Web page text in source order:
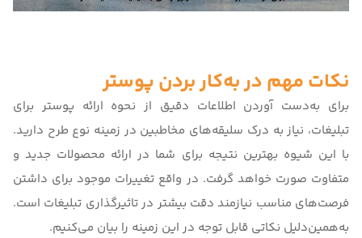
نکات مهم در به‌کار بردن پوستر
برای به‌دست آوردن اطلاعات دقیق از نحوه ارائه پوستر برای
تبلیغات، نیاز به درک سلیقه‌های مخاطبین در زمینه نوع طرح دارید.
با این شیوه بهترین نتیجه برای شما در ارائه محصولات جدید و
متفاوت صورت خواهد گرفت. در واقع تغییرات موجود برای داشتن
فرصت‌های مناسب نیازمند دقت بیشتر در تاثیرگذاری تبلیغات است.
به‌همین‌دلیل نکاتی قابل توجه در این زمینه را بیان می‌کنیم.